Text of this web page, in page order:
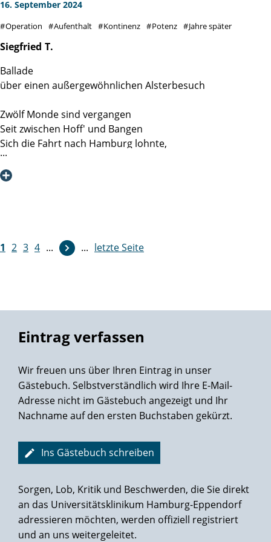
an das Team Station 4 des ehemaligen Gebäudes.
16. September 2024
Operation Aufenthalt Kontinenz Potenz Jahre später
Siegfried T.
Ballade
über einen außergewöhnlichen Alsterbesuch
Zwölf Monde sind vergangen
Seit zwischen Hoff' und Bangen
Sich die Fahrt nach Hamburg lohnte,
Wo ich bei den Martinis wohnte.
Dort galt es eine Drüse zu entfernen
Ohne Angst und Schweiß und Pein
Im Blümchenkleid aus dünnem Lein
War die im Vorlauf dedektierte
Gewebezelle samt der Lymphen.
Verlief der Eingriff ganz nach Plan -
Höchst routiniert der Ärzteclan.
Der Rückblick auf dies erste Jahr
Bezeugt den Mut und auch den Sieg
Im Wettlauf um den Lebenstrieb.
Um weiter froh und taff zu bleiben.
Auch wenn man es noch häufig glaubt,
Nicht jeder Kraftakt ist erlaubt.
1 2 3 4 ... ... letzte Seite
Eintrag verfassen
Wir freuen uns über Ihren Eintrag in unser
Gästebuch. Selbstverständlich wird Ihre E-Mail-
Adresse nicht im Gästebuch angezeigt und Ihr
Nachname auf den ersten Buchstaben gekürzt.
Ins Gästebuch schreiben
Sorgen, Lob, Kritik und Beschwerden, die Sie direkt
an das Universitätsklinikum Hamburg-Eppendorf
adressieren möchten, werden offiziell registriert
und an uns weitergeleitet.